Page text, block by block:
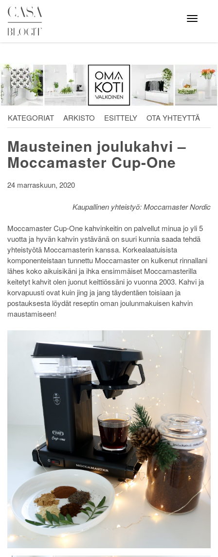
Skip
content
Avaa
valikko
KATEGORIAT ARKISTO ESITTELY OTA YHTEYTTÄ
Mausteinen joulukahvi –
Moccamaster Cup-One
24 marraskuun, 2020
Kaupallinen yhteistyö: Moccamaster Nordic
Moccamaster Cup-One kahvinkeitin on palvellut minua jo yli 5
vuotta ja hyvän kahvin ystävänä on suuri kunnia saada tehdä
yhteistyötä Moccamasterin kanssa. Korkealaatuisista
komponenteistaan tunnettu Moccamaster on kulkenut rinnallani
lähes koko aikuisikäni ja ihka ensimmäiset Moccamasterilla
keitetyt kahvit olen juonut keittiössäni jo vuonna 2003. Kahvi ja
korvapuusti ovat kuin jing ja jang täydentäen toisiaan ja
postauksesta löydät reseptin oman joulunmakuisen kahvin
maustamiseen!